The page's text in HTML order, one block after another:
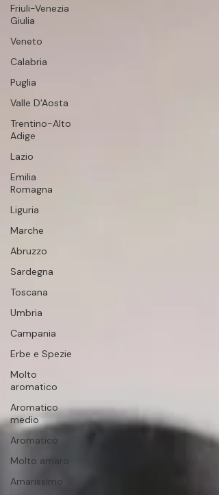
Friuli-Venezia
Giulia
Veneto
Calabria
Puglia
Valle D'Aosta
Trentino-Alto
Adige
Lazio
Emilia
Romagna
Liguria
Marche
Abruzzo
Sardegna
Toscana
Umbria
Campania
Erbe e Spezie
Molto
aromatico
Aromatico
medio
Aromatico
Molto amaro
Amarissimo